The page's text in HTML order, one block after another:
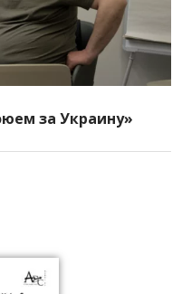
за Украину»